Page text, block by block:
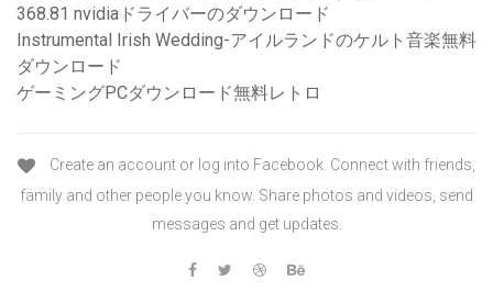
368.81 nvidiaドライバーのダウンロード
Instrumental Irish Wedding-アイルランドのケルト音楽無料
ダウンロード
ゲーミングPCダウンロード無料レトロ
Create an account or log into Facebook. Connect with friends,
family and other people you know. Share photos and videos, send
messages and get updates.